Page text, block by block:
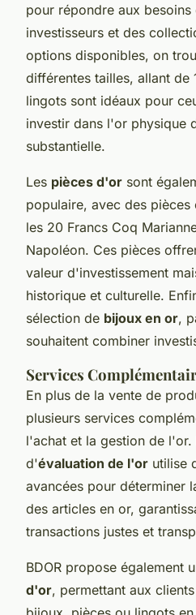
pour répondre aux
investisseurs et des
options disponibles, on
différentes tailles, allant de
lingots sont idéaux pour
investir dans l'or physique
substantielle.
Les pièces d'or sont
populaire, avec des pièces
les 20 Francs Coq
Napoléon. Ces pièces
valeur d'investissement
historique et culturelle.
sélection de bijoux en or,
souhaitent combiner
Services
En plus de la vente de
plusieurs services
l'achat et la gestion de l'or.
d'évaluation de l'or utilise
avancées pour déterminer
des articles en or,
transactions justes et
BDOR propose également
d'or, permettant aux